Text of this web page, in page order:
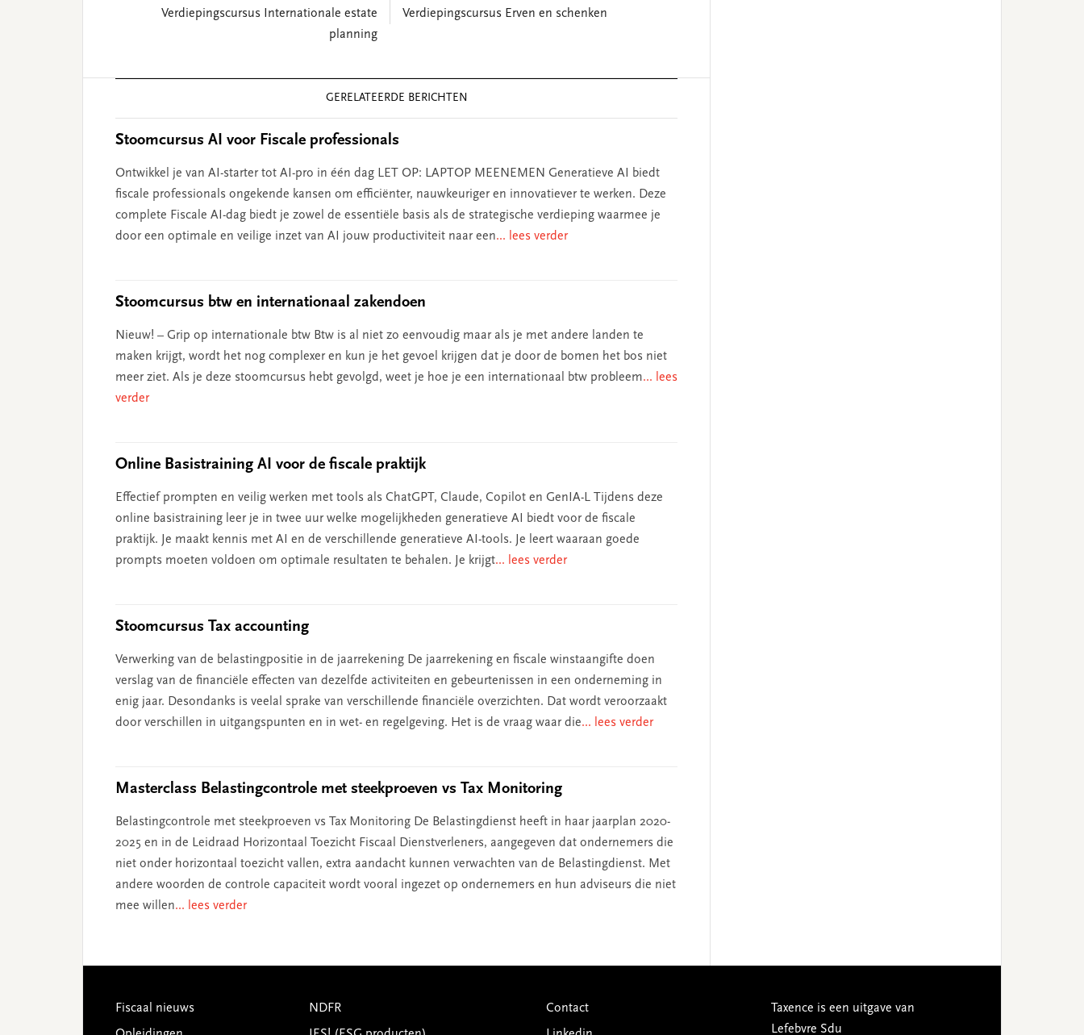
Verdiepingscursus Internationale estate
planning
Verdiepingscursus Erven en schenken
GERELATEERDE BERICHTEN
Stoomcursus AI voor Fiscale professionals
Ontwikkel je van AI-starter tot AI-pro in één dag LET OP: LAPTOP MEENEMEN Generatieve AI biedt
fiscale professionals ongekende kansen om efficiënter, nauwkeuriger en innovatiever te werken. Deze
complete Fiscale AI-dag biedt je zowel de essentiële basis als de strategische verdieping waarmee je
door een optimale en veilige inzet van AI jouw productiviteit naar een... lees verder
Stoomcursus btw en internationaal zakendoen
Nieuw! – Grip op internationale btw Btw is al niet zo eenvoudig maar als je met andere landen te
maken krijgt, wordt het nog complexer en kun je het gevoel krijgen dat je door de bomen het bos niet
meer ziet. Als je deze stoomcursus hebt gevolgd, weet je hoe je een internationaal btw probleem... lees
verder
Online Basistraining AI voor de fiscale praktijk
Effectief prompten en veilig werken met tools als ChatGPT, Claude, Copilot en GenIA-L Tijdens deze
online basistraining leer je in twee uur welke mogelijkheden generatieve AI biedt voor de fiscale
praktijk. Je maakt kennis met AI en de verschillende generatieve AI-tools. Je leert waaraan goede
prompts moeten voldoen om optimale resultaten te behalen. Je krijgt... lees verder
Stoomcursus Tax accounting
Verwerking van de belastingpositie in de jaarrekening De jaarrekening en fiscale winstaangifte doen
verslag van de financiële effecten van dezelfde activiteiten en gebeurtenissen in een onderneming in
enig jaar. Desondanks is veelal sprake van verschillende financiële overzichten. Dat wordt veroorzaakt
door verschillen in uitgangspunten en in wet- en regelgeving. Het is de vraag waar die... lees verder
Masterclass Belastingcontrole met steekproeven vs Tax Monitoring
Belastingcontrole met steekproeven vs Tax Monitoring De Belastingdienst heeft in haar jaarplan 2020-
2025 en in de Leidraad Horizontaal Toezicht Fiscaal Dienstverleners, aangegeven dat ondernemers die
niet onder horizontaal toezicht vallen, extra aandacht kunnen verwachten van de Belastingdienst. Met
andere woorden de controle capaciteit wordt vooral ingezet op ondernemers en hun adviseurs die niet
mee willen... lees verder
Footer
Fiscaal nieuws
NDFR
Contact
Taxence is een uitgave van
Lefebvre Sdu